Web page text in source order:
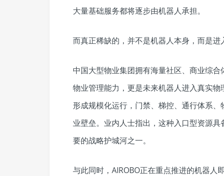
大量基础服务都将逐步由机器人承担。
而真正稀缺的，并不是机器人本身，而是进
中国大型物业集团拥有海量社区、商业综
物业管理能力，更是未来机器人进入真实
形成规模化运行，门禁、梯控、通行体系
业壁垒。业内人士指出，这种入口型资源
要的战略护城河之一。
与此同时，AIROBO正在重点推进的机器人